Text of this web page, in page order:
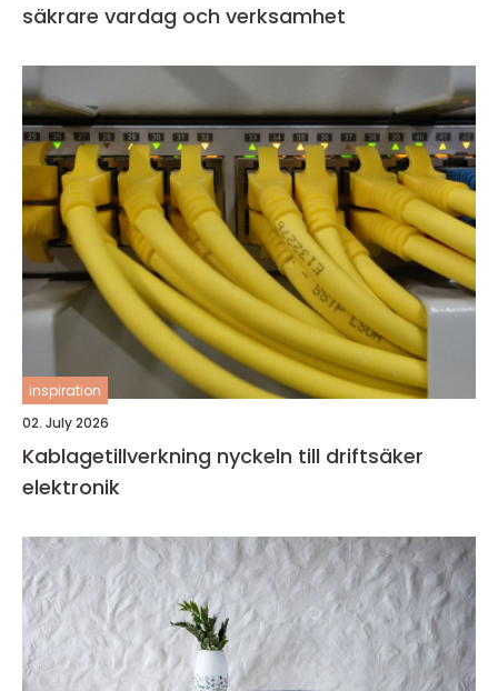
säkrare vardag och verksamhet
inspiration
02. July 2026
Kablagetillverkning nyckeln till driftsäker
elektronik